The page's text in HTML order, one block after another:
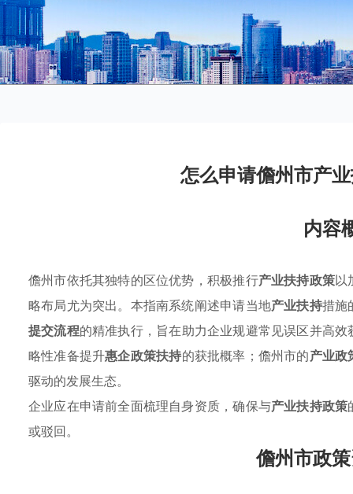
怎么申请儋州市产
内容
儋州市依托其独特的区位优势，积极推行产业扶持政策以
略布局尤为突出。本指南系统阐述申请当地产业扶持措施
提交流程的精准执行，旨在助力企业规避常见误区并高
略性准备提升惠企政策扶持的获批概率；儋州市的产业政
驱动的发展生态。
企业应在申请前全面梳理自身资质，确保与产业扶持政策
或驳回。
儋州市政